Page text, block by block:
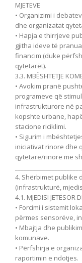
MJETEVE
• Organizimi i
dhe organizatat
• Hapja e thirrjeve
gjitha ideve të
financim (duke
qytetarët).
3.3. MBËSHTETJE
• Avokim pranë
programeve që
infrastrukturore në
kopshte urbane,
stacione riciklimi.
• Sigurim i
iniciativat rinore dhe
qytetare/rinore me
4. Shërbimet publike
(infrastrukturë,
4.1. MJEDISI JETËSOR
• Forcimi i sistemit
përmes sensorëve,
• Mbajtja dhe
komunave.
• Përfshirja e
raportimin e ndotjes.